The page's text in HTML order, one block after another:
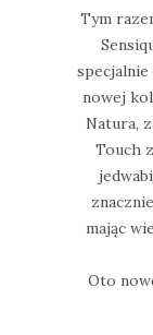
Tym
specjalnie
nowej
Natura,
Touch
mając
Oto